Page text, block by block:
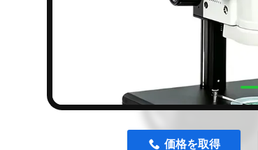
価格を取得